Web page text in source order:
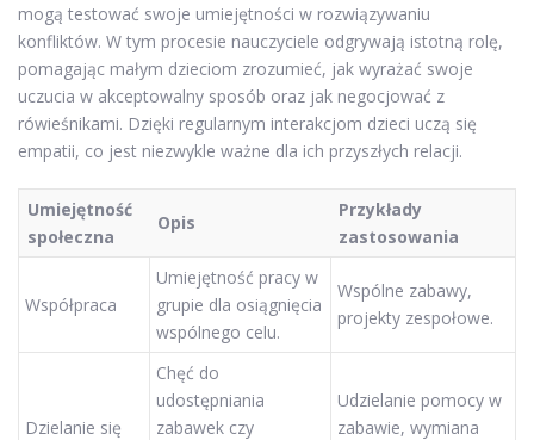
mogą testować swoje umiejętności w rozwiązywaniu
konfliktów. W tym procesie nauczyciele odgrywają istotną rolę,
pomagając małym dzieciom zrozumieć, jak wyrażać swoje
uczucia w akceptowalny sposób oraz jak negocjować z
rówieśnikami. Dzięki regularnym interakcjom dzieci uczą się
empatii, co jest niezwykle ważne dla ich przyszłych relacji.
Umiejętność
społeczna
Opis
Przykłady
zastosowania
Współpraca
Umiejętność pracy w
grupie dla osiągnięcia
wspólnego celu.
Wspólne zabawy,
projekty zespołowe.
Dzielanie się
Chęć do
udostępniania
zabawek czy
Udzielanie pomocy w
zabawie, wymiana